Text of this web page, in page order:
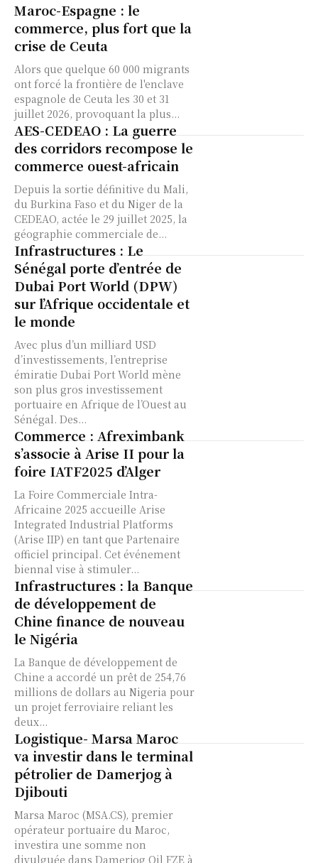
Maroc-Espagne : le
commerce, plus fort que la
crise de Ceuta
Alors que quelque 60 000 migrants
ont forcé la frontière de l'enclave
espagnole de Ceuta les 30 et 31
juillet 2026, provoquant la plus...
AES-CEDEAO : La guerre
des corridors recompose le
commerce ouest-africain
Depuis la sortie définitive du Mali,
du Burkina Faso et du Niger de la
CEDEAO, actée le 29 juillet 2025, la
géographie commerciale de...
Infrastructures : Le
Sénégal porte d’entrée de
Dubai Port World (DPW)
sur l’Afrique occidentale et
le monde
Avec plus d’un milliard USD
d’investissements, l’entreprise
émiratie Dubai Port World mène
son plus gros investissement
portuaire en Afrique de l’Ouest au
Sénégal. Des...
Commerce : Afreximbank
s’associe à Arise II pour la
foire IATF2025 d’Alger
La Foire Commerciale Intra-
Africaine 2025 accueille Arise
Integrated Industrial Platforms
(Arise IIP) en tant que Partenaire
officiel principal. Cet événement
biennal vise à stimuler...
Infrastructures : la Banque
de développement de
Chine finance de nouveau
le Nigéria
La Banque de développement de
Chine a accordé un prêt de 254,76
millions de dollars au Nigeria pour
un projet ferroviaire reliant les
deux...
Logistique- Marsa Maroc
va investir dans le terminal
pétrolier de Damerjog à
Djibouti
Marsa Maroc (MSA.CS), premier
opérateur portuaire du Maroc,
investira une somme non
divulguée dans Damerjog Oil FZE à